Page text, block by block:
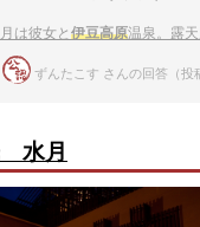
は彼女と 伊豆高原温泉。露天風呂付き
ずんたこす さんの回答（投
水月